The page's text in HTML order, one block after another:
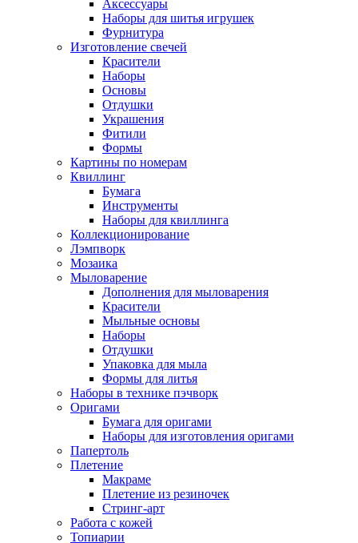
Аксессуары
Наборы для шитья игрушек
Фурнитура
Изготовление свечей
Красители
Наборы
Основы
Отдушки
Украшения
Фитили
Формы
Картины по номерам
Квиллинг
Бумага
Инструменты
Наборы для квиллинга
Коллекционирование
Лэмпворк
Мозаика
Мыловарение
Дополнения для мыловарения
Красители
Мыльные основы
Наборы
Отдушки
Упаковка для мыла
Формы для литья
Наборы в технике пэчворк
Оригами
Бумага для оригами
Наборы для изготовления оригами
Папертоль
Плетение
Макраме
Плетение из резиночек
Стринг-арт
Работа с кожей
Топиарии